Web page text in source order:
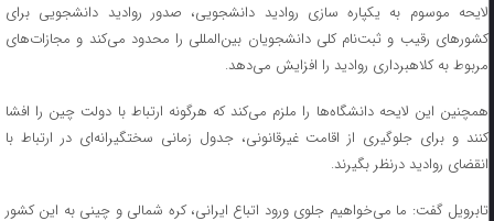
لایحه موسوم به یکپاره سازی روادید دانشجویی، صدور روادید دانشجویی برای
کشور‌های رقیب و ثبت‌نام کلی دانشجویان بین‌المللی را محدود می‌کند و مجازات‌های
مربوط به کلاهبرداری روادید را افزایش می‌دهد.
همچنین این لایحه دانشگاه‌ها را ملزم می‌کند که هرگونه ارتباط با دولت چین را افشا
کنند و برای جلوگیری از اقامت غیرقانونی، جدول زمانی سختگیرانه‌ای در ارتباط با
انقضای روادید درنظر بگیرند.
تابرویل گفت: ما می‌خواهیم جلوی ورود اتباع ایرانی، کره شمالی و چینی به این کشور